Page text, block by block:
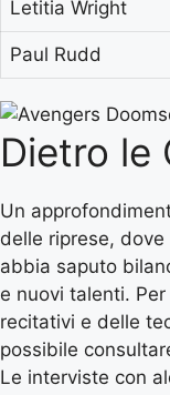
Letitia Wright
Paul Rudd
Dietro le
Un
delle riprese,
abbia saputo
e nuovi talenti.
recitativi e delle
possibile
Le interviste con